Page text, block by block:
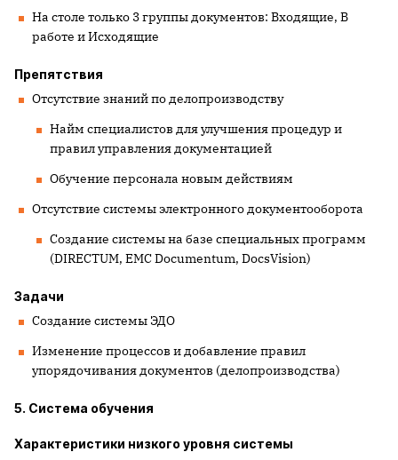
На столе только 3 группы документов: Входящие, В
работе и Исходящие
Препятствия
Отсутствие знаний по делопроизводству
Найм специалистов для улучшения процедур и
правил управления документацией
Обучение персонала новым действиям
Отсутствие системы электронного документооборота
Создание системы на базе специальных программ
(DIRECTUM, EMCDocumentum, DocsVision)
Задачи
Создание системы ЭДО
Изменение процессов и добавление правил
упорядочивания документов (делопроизводства)
5. Система обучения
Характеристики низкого уровня системы